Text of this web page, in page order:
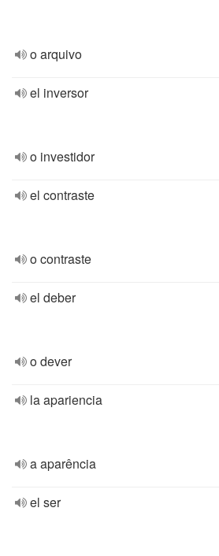
o arquivo
el inversor
o investidor
el contraste
o contraste
el deber
o dever
la apariencia
a aparência
el ser